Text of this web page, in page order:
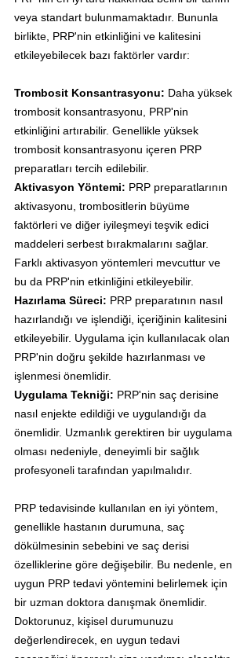
veya standart bulunmamaktadır. Bununla
birlikte, PRP'nin etkinliğini ve kalitesini
etkileyebilecek bazı faktörler vardır:
Trombosit Konsantrasyonu: Daha yüksek
trombosit konsantrasyonu, PRP'nin
etkinliğini artırabilir. Genellikle yüksek
trombosit konsantrasyonu içeren PRP
preparatları tercih edilebilir.
Aktivasyon Yöntemi: PRP preparatlarının
aktivasyonu, trombositlerin büyüme
faktörleri ve diğer iyileşmeyi teşvik edici
maddeleri serbest bırakmalarını sağlar.
Farklı aktivasyon yöntemleri mevcuttur ve
bu da PRP'nin etkinliğini etkileyebilir.
Hazırlama Süreci: PRP preparatının nasıl
hazırlandığı ve işlendiği, içeriğinin kalitesini
etkileyebilir. Uygulama için kullanılacak olan
PRP'nin doğru şekilde hazırlanması ve
işlenmesi önemlidir.
Uygulama Tekniği: PRP'nin saç derisine
nasıl enjekte edildiği ve uygulandığı da
önemlidir. Uzmanlık gerektiren bir uygulama
olması nedeniyle, deneyimli bir sağlık
profesyoneli tarafından yapılmalıdır.
PRP tedavisinde kullanılan en iyi yöntem,
genellikle hastanın durumuna, saç
dökülmesinin sebebini ve saç derisi
özelliklerine göre değişebilir. Bu nedenle, en
uygun PRP tedavi yöntemini belirlemek için
bir uzman doktora danışmak önemlidir.
Doktorunuz, kişisel durumunuzu
değerlendirecek, en uygun tedavi